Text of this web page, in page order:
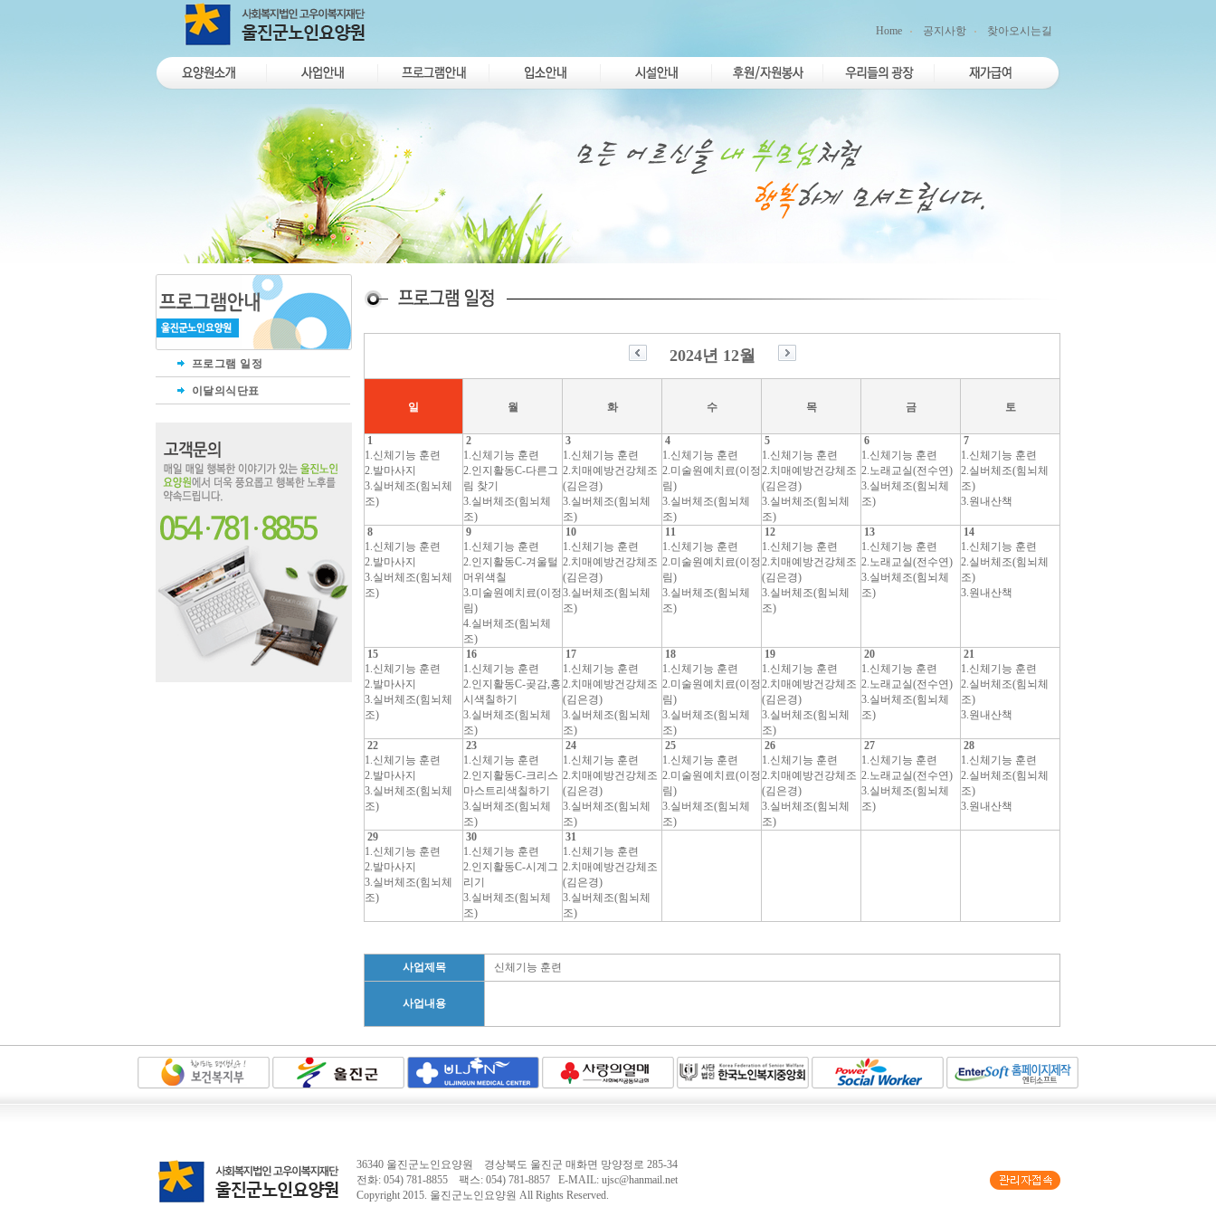
Home 공지사항 찾아오시는길
프로그램 일정
이달의식단표
2024년 12월
일 월 화 수 목 금 토
1
1.신체기능 훈련
2.발마사지
3.실버체조(힘뇌체
조)
2
1.신체기능 훈련
2.인지활동C-다른그
림 찾기
3.실버체조(힘뇌체
조)
3
1.신체기능 훈련
2.치매예방건강체조
(김은경)
3.실버체조(힘뇌체
조)
4
1.신체기능 훈련
2.미술원예치료(이정
림)
3.실버체조(힘뇌체
조)
5
1.신체기능 훈련
2.치매예방건강체조
(김은경)
3.실버체조(힘뇌체
조)
6
1.신체기능 훈련
2.노래교실(전수연)
3.실버체조(힘뇌체
조)
7
1.신체기능 훈련
2.실버체조(힘뇌체
조)
3.원내산책
8
1.신체기능 훈련
2.발마사지
3.실버체조(힘뇌체
조)
9
1.신체기능 훈련
2.인지활동C-겨울털
머위색칠
3.미술원예치료(이정
림)
4.실버체조(힘뇌체
조)
10
1.신체기능 훈련
2.치매예방건강체조
(김은경)
3.실버체조(힘뇌체
조)
11
1.신체기능 훈련
2.미술원예치료(이정
림)
3.실버체조(힘뇌체
조)
12
1.신체기능 훈련
2.치매예방건강체조
(김은경)
3.실버체조(힘뇌체
조)
13
1.신체기능 훈련
2.노래교실(전수연)
3.실버체조(힘뇌체
조)
14
1.신체기능 훈련
2.실버체조(힘뇌체
조)
3.원내산책
15
1.신체기능 훈련
2.발마사지
3.실버체조(힘뇌체
조)
16
1.신체기능 훈련
2.인지활동C-곶감,홍
시색칠하기
3.실버체조(힘뇌체
조)
17
1.신체기능 훈련
2.치매예방건강체조
(김은경)
3.실버체조(힘뇌체
조)
18
1.신체기능 훈련
2.미술원예치료(이정
림)
3.실버체조(힘뇌체
조)
19
1.신체기능 훈련
2.치매예방건강체조
(김은경)
3.실버체조(힘뇌체
조)
20
1.신체기능 훈련
2.노래교실(전수연)
3.실버체조(힘뇌체
조)
21
1.신체기능 훈련
2.실버체조(힘뇌체
조)
3.원내산책
22
1.신체기능 훈련
2.발마사지
3.실버체조(힘뇌체
조)
23
1.신체기능 훈련
2.인지활동C-크리스
마스트리색칠하기
3.실버체조(힘뇌체
조)
24
1.신체기능 훈련
2.치매예방건강체조
(김은경)
3.실버체조(힘뇌체
조)
25
1.신체기능 훈련
2.미술원예치료(이정
림)
3.실버체조(힘뇌체
조)
26
1.신체기능 훈련
2.치매예방건강체조
(김은경)
3.실버체조(힘뇌체
조)
27
1.신체기능 훈련
2.노래교실(전수연)
3.실버체조(힘뇌체
조)
28
1.신체기능 훈련
2.실버체조(힘뇌체
조)
3.원내산책
29
1.신체기능 훈련
2.발마사지
3.실버체조(힘뇌체
조)
30
1.신체기능 훈련
2.인지활동C-시계그
리기
3.실버체조(힘뇌체
조)
31
1.신체기능 훈련
2.치매예방건강체조
(김은경)
3.실버체조(힘뇌체
조)
사업제목 신체기능 훈련
사업내용
36340 울진군노인요양원 경상북도 울진군 매화면 망양정로 285-34
전화: 054) 781-8855 팩스: 054) 781-8857 E-MAIL: ujsc@hanmail.net
Copyright 2015. 울진군노인요양원 All Rights Reserved.